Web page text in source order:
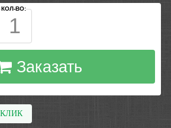
КОЛ-ВО:
Заказать
КЛИК